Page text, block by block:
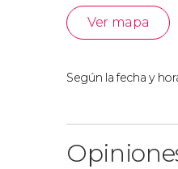
Ver mapa
Según la fecha y